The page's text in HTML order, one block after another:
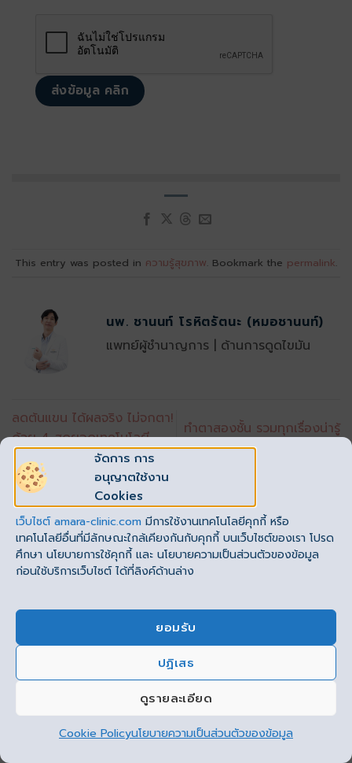
จัดการ การ
อนุญาตใช้งาน
Cookies
เว็บไซต์amara-clinic.com มีการใช้งานเทคโนโลยีคุกกี้ หรือ
เทคโนโลยีอื่นที่มีลักษณะใกล้เคียงกันกับคุกกี้ บนเว็บไซต์ของเรา โปรด
ศึกษา นโยบายการใช้คุกกี้ และ นโยบายความเป็นส่วนตัวของข้อมูล
ก่อนใช้บริการเว็บไซต์ ได้ที่ลิงค์ด้านล่าง
ยอมรับ
ปฏิเสธ
ดูรายละเอียด
Cookie Policyนโยบายความเป็นส่วนตัวของข้อมูล
This entry was posted in ความรู้สุขภาพ. Bookmark the permalink.
นพ. ชานนท์ โรหิตรัตนะ (หมอชานนท์)
แพทย์ผู้ชำนาญการ | ด้านการดูดไขมัน
ลดต้นแขน ได้ผลจริง ไม่จกตา!
ด้วย 4 สุดยอดเทคโนโลยี
กำจัดไขมัน
ทำตาสองชั้น รวมทุกเรื่องน่ารู้
ที่ Amara Clinic
ONE THOUGHT ON “เสริมจมูกที่ไหนดี? ทำครั้งเดียว
จมูกสวย ละมุน ไม่ต้องไปทำไกลถึงเกาหลี”
Pingback:ทำจมูกกี่วันหายบวม? ทำยังไงให้จมูกหายบวม
ภายใน 7 วัน
This site uses cookies to offer you a better browsing
experience. By browsing this website, you agree to our
use of cookies.
ยอมรับ